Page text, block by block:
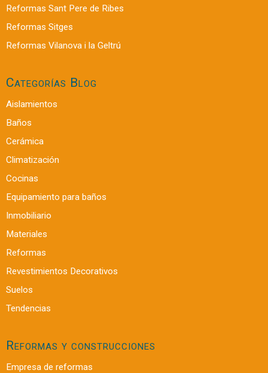
Reformas Sant Pere de Ribes
Reformas Sitges
Reformas Vilanova i la Geltrú
Categorías Blog
Aislamientos
Baños
Cerámica
Climatización
Cocinas
Equipamiento para baños
Inmobiliario
Materiales
Reformas
Revestimientos Decorativos
Suelos
Tendencias
Reformas y construcciones
Empresa de reformas